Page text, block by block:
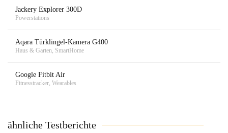
Jackery Explorer 300D
Powerstations
Aqara Türklingel-Kamera G400
Haus & Garten, SmartHome
Google Fitbit Air
Fitnesstracker, Wearables
ähnliche Testberichte